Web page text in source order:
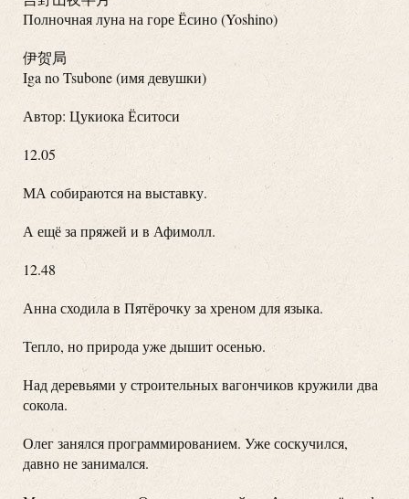
Полночная луна на горе Ёсино (Yoshino)
伊贺局
Iga no Tsubone (имя девушки)
Автор: Цукиока Ёситоси
12.05
МА собираются на выставку.
А ещё за пряжей и в Афимолл.
12.48
Анна сходила в Пятёрочку за хреном для языка.
Тепло, но природа уже дышит осенью.
Над деревьями у строительных вагончиков кружили два
сокола.
Олег занялся программированием. Уже соскучился,
давно не занимался.